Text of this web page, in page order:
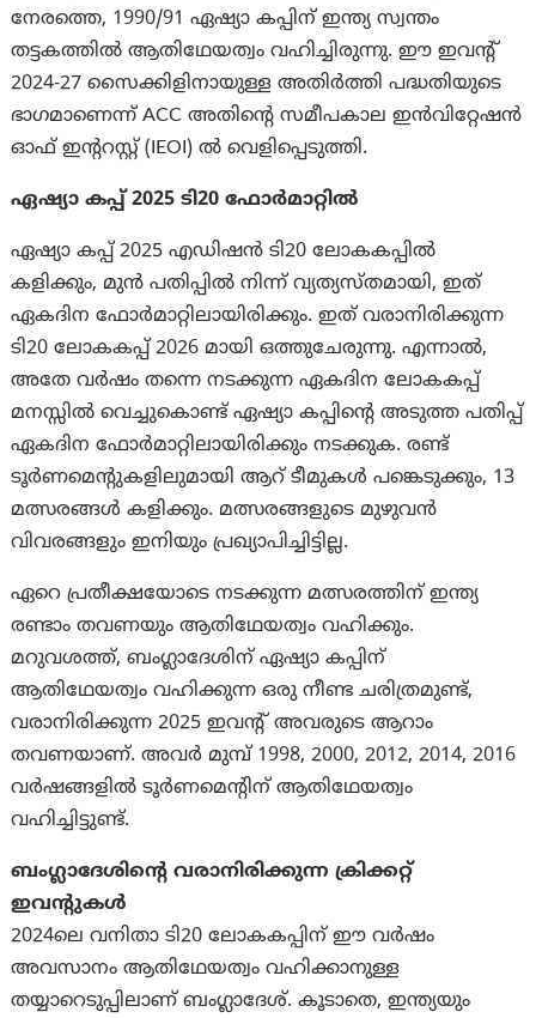
നേരത്തെ, 1990/91 ഏഷ്യാ കപ്പിന് ഇന്ത്യ സ്വന്തം
തട്ടകത്തിൽ ആതിഥേയത്വം വഹിച്ചിരുന്നു. ഈ ഇവൻ്റ്
2024-27 സൈക്കിളിനായുള്ള അതിർത്തി പദ്ധതിയുടെ
ഭാഗമാണെന്ന് ACC അതിൻ്റെ സമീപകാല ഇൻവിറ്റേഷൻ
ഓഫ് ഇൻ്ററസ്റ്റ് (IEOI) ൽ വെളിപ്പെടുത്തി.
ഏഷ്യാ കപ്പ് 2025 ടി20 ഫോർമാറ്റിൽ
ഏഷ്യാ കപ്പ് 2025 എഡിഷൻ ടി20 ലോകകപ്പിൽ
കളിക്കും, മുൻ പതിപ്പിൽ നിന്ന് വ്യത്യസ്തമായി, ഇത്
ഏകദിന ഫോർമാറ്റിലായിരിക്കും. ഇത് വരാനിരിക്കുന്ന
ടി20 ലോകകപ്പ് 2026 മായി ഒത്തുചേരുന്നു. എന്നാല്‍,
അതേ വർഷം തന്നെ നടക്കുന്ന ഏകദിന ലോകകപ്പ്
മനസ്സിൽ വെച്ചുകൊണ്ട് ഏഷ്യാ കപ്പിൻ്റെ അടുത്ത പതിപ്പ്
ഏകദിന ഫോർമാറ്റിലായിരിക്കും നടക്കുക. രണ്ട്
ടൂർണമെൻ്റുകളിലുമായി ആറ് ടീമുകൾ പങ്കെടുക്കും, 13
മത്സരങ്ങൾ കളിക്കും. മത്സരങ്ങളുടെ മുഴുവൻ
വിവരങ്ങളും ഇനിയും പ്രഖ്യാപിച്ചിട്ടില്ല.
ഏറെ പ്രതീക്ഷയോടെ നടക്കുന്ന മത്സരത്തിന് ഇന്ത്യ
രണ്ടാം തവണയും ആതിഥേയത്വം വഹിക്കും.
മറുവശത്ത്, ബംഗ്ലാദേശിന് ഏഷ്യാ കപ്പിന്
ആതിഥേയത്വം വഹിക്കുന്ന ഒരു നീണ്ട ചരിത്രമുണ്ട്,
വരാനിരിക്കുന്ന 2025 ഇവൻ്റ് അവരുടെ ആറാം
തവണയാണ്. അവർ മുമ്പ് 1998, 2000, 2012, 2014, 2016
വർഷങ്ങളിൽ ടൂർണമെൻ്റിന് ആതിഥേയത്വം
വഹിച്ചിട്ടുണ്ട്.
ബംഗ്ലാദേശിൻ്റെ വരാനിരിക്കുന്ന ക്രിക്കറ്റ്
ഇവൻ്റുകൾ
2024ലെ വനിതാ ടി20 ലോകകപ്പിന് ഈ വർഷം
അവസാനം ആതിഥേയത്വം വഹിക്കാനുള്ള
തയ്യാറെടുപ്പിലാണ് ബംഗ്ലാദേശ്. കൂടാതെ, ഇന്ത്യയും